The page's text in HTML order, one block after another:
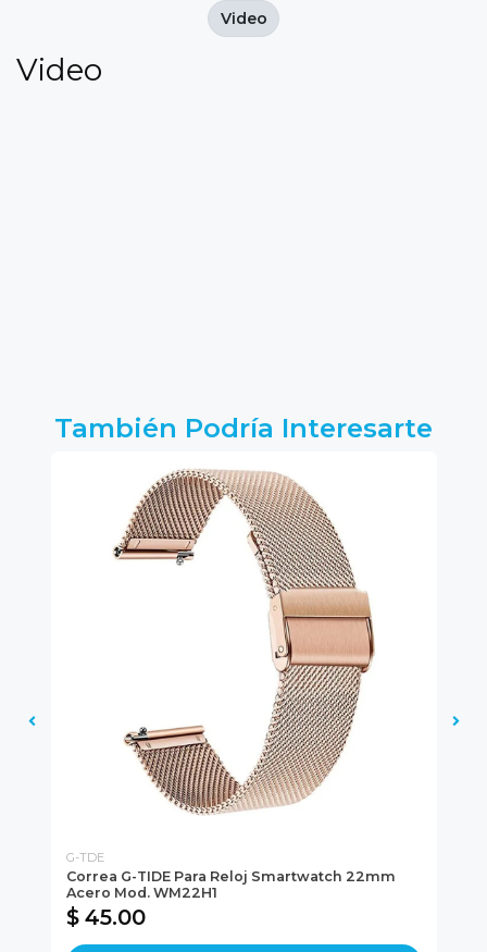
Video
Video
También Podría Interesarte
G-TDE
Correa G-TIDE Para Reloj Smartwatch 22mm
Acero Mod. WM22H1
$ 45.00